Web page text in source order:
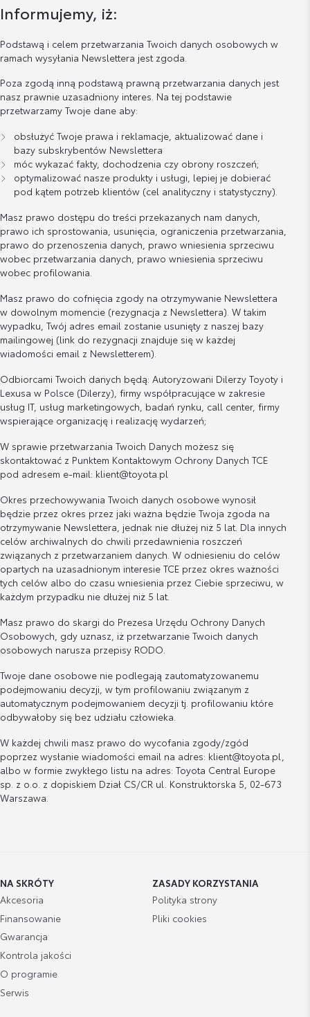
Informujemy, iż:
Podstawą i celem przetwarzania Twoich danych osobowych w
ramach wysyłania Newslettera jest zgoda.
Poza zgodą inną podstawą prawną przetwarzania danych jest
nasz prawnie uzasadniony interes. Na tej podstawie
przetwarzamy Twoje dane aby:
obsłużyć Twoje prawa i reklamacje, aktualizować dane i
bazy subskrybentów Newslettera
móc wykazać fakty, dochodzenia czy obrony roszczeń;
optymalizować nasze produkty i usługi, lepiej je dobierać
pod kątem potrzeb klientów (cel analityczny i statystyczny).
Masz prawo dostępu do treści przekazanych nam danych,
prawo ich sprostowania, usunięcia, ograniczenia przetwarzania,
prawo do przenoszenia danych, prawo wniesienia sprzeciwu
wobec przetwarzania danych, prawo wniesienia sprzeciwu
wobec profilowania.
Masz prawo do cofnięcia zgody na otrzymywanie Newslettera
w dowolnym momencie (rezygnacja z Newslettera). W takim
wypadku, Twój adres email zostanie usunięty z naszej bazy
mailingowej (link do rezygnacji znajduje się w każdej
wiadomości email z Newsletterem).
Odbiorcami Twoich danych będą: Autoryzowani Dilerzy Toyoty i
Lexusa w Polsce (Dilerzy), firmy współpracujące w zakresie
usług IT, usług marketingowych, badań rynku, call center, firmy
wspierające organizację i realizację wydarzeń;
W sprawie przetwarzania Twoich Danych możesz się
skontaktować z Punktem Kontaktowym Ochrony Danych TCE
pod adresem e-mail: klient@toyota.pl
Okres przechowywania Twoich danych osobowe wynosił
będzie przez okres przez jaki ważna będzie Twoja zgoda na
otrzymywanie Newslettera, jednak nie dłużej niż 5 lat. Dla innych
celów archiwalnych do chwili przedawnienia roszczeń
związanych z przetwarzaniem danych. W odniesieniu do celów
opartych na uzasadnionym interesie TCE przez okres ważności
tych celów albo do czasu wniesienia przez Ciebie sprzeciwu, w
każdym przypadku nie dłużej niż 5 lat.
Masz prawo do skargi do Prezesa Urzędu Ochrony Danych
Osobowych, gdy uznasz, iż przetwarzanie Twoich danych
osobowych narusza przepisy RODO.
Twoje dane osobowe nie podlegają zautomatyzowanemu
podejmowaniu decyzji, w tym profilowaniu związanym z
automatycznym podejmowaniem decyzji tj. profilowaniu które
odbywałoby się bez udziału człowieka.
W każdej chwili masz prawo do wycofania zgody/zgód
poprzez wysłanie wiadomości email na adres: klient@toyota.pl,
albo w formie zwykłego listu na adres: Toyota Central Europe
sp. z o.o. z dopiskiem Dział CS/CR ul. Konstruktorska 5, 02-673
Warszawa.
NA SKRÓTY
Akcesoria
Finansowanie
Gwarancja
Kontrola jakości
O programie
Serwis
ZASADY KORZYSTANIA
Polityka strony
Pliki cookies